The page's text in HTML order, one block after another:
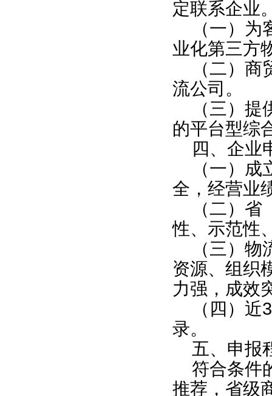
定联系企业
（一）
业化第三方
（二）
流公司。
（三）
的平台型综
四、企业
（一）
全，经营业
（二）
性、示范性
（三）
资源、组织
力强，成效
（四）
录。
五、申报
符合条件
推荐，省级